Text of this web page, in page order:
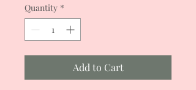
Quantity *
Add to Cart